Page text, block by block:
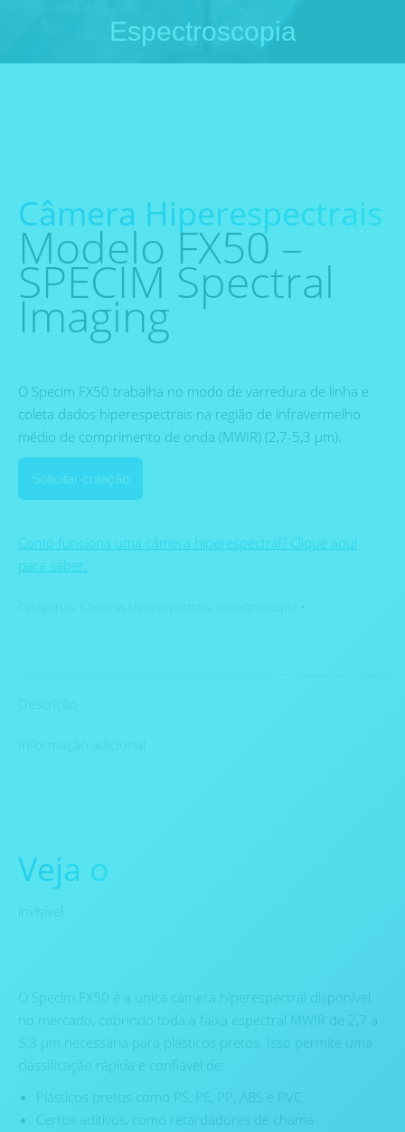
Espectroscopia
Você está aqui:
Câmera Hiperespectrais
Modelo FX50 –
SPECIM Spectral
Imaging
O Specim FX50 trabalha no modo de varredura de linha e
coleta dados hiperespectrais na região de infravermelho
médio de comprimento de onda (MWIR) (2,7-5,3 μm).
Solicitar cotação
Como funciona uma câmera hiperespectral? Clique aqui
para saber.
Veja o
invisível
O Specim FX50 é a única câmera hiperespectral disponível
no mercado, cobrindo toda a faixa espectral MWIR de 2,7 a
5,3 μm necessária para plásticos pretos. Isso permite uma
classificação rápida e confiável de:
Plásticos pretos como PS, PE, PP, ABS e PVC
Certos aditivos, como retardadores de chama